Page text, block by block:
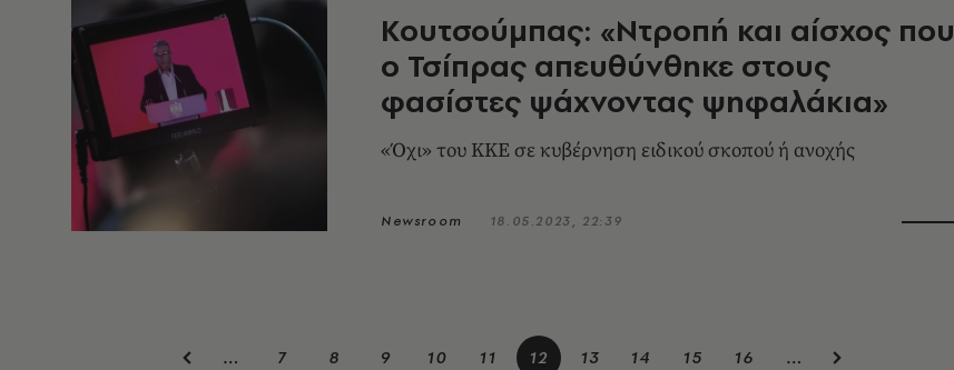
Κουτσούμπας: «Ντροπή και αίσχος που
ο Τσίπρας απευθύνθηκε στους
φασίστες ψάχνοντας ψηφαλάκια»
«Όχι» του ΚΚΕ σε κυβέρνηση ειδικού σκοπού ή ανοχής
Newsroom 18.05.2023, 22:39
… 7 8 9 10 11 12 13 14 15 16 …